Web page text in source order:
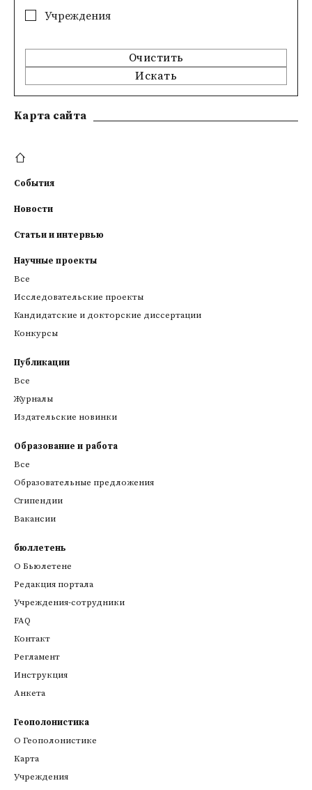
Учреждения
Очистить
Искать
Kарта сайта
События
Новости
Статьи и интервью
Научные проекты
Все
Исследовательские проекты
Кандидатские и докторские диссертации
Конкурсы
Публикации
Все
Журналы
Издательские новинки
Образование и работа
Все
Образовательные предложения
Стипендии
Вакансии
бюллетень
О Бьюлетене
Редакция портала
Учреждения-сотрудники
FAQ
Контакт
Регламент
Инструкция
Анкета
Геополонистика
О Геополонистике
Kарта
Учреждения